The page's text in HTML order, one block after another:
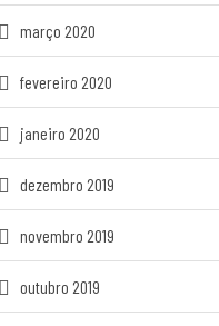
março 2020
fevereiro 2020
janeiro 2020
dezembro 2019
novembro 2019
outubro 2019